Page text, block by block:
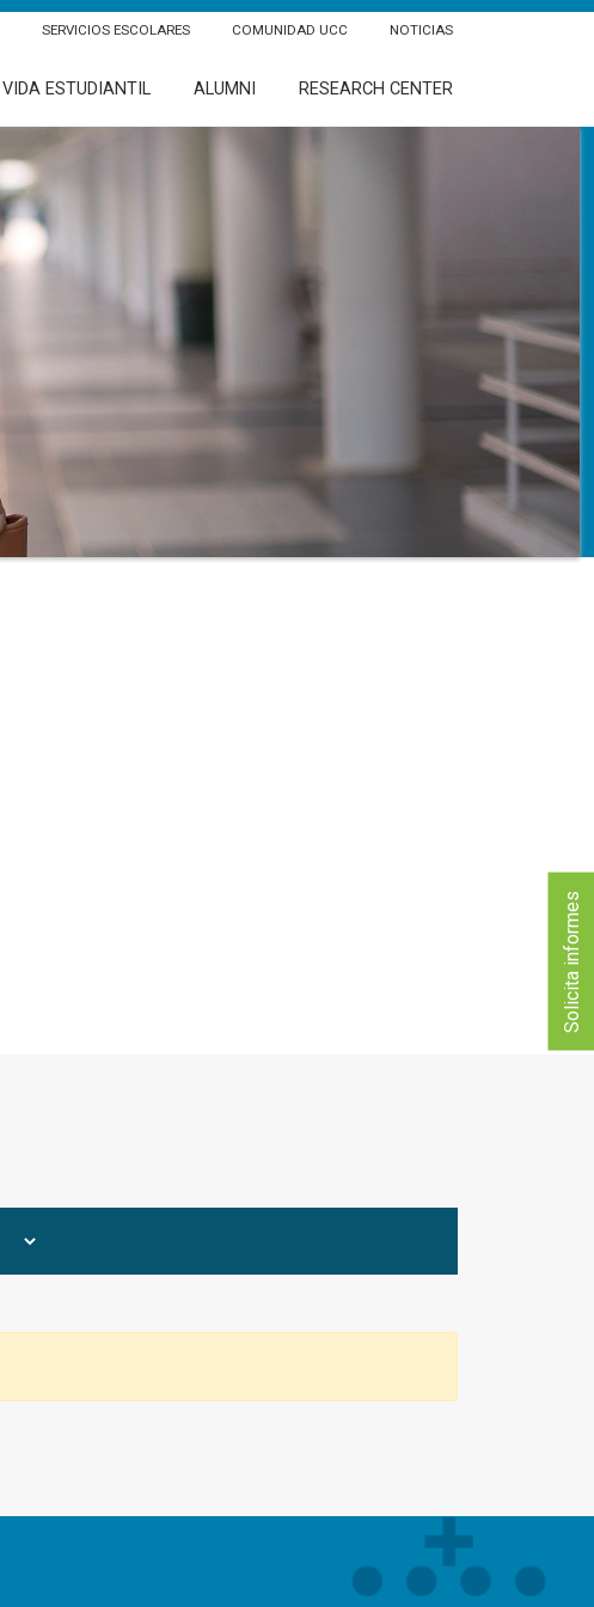
Solicita informes
SERVICIOS ESCOLARES COMUNIDAD UCC NOTICIAS
VIDA ESTUDIANTIL ALUMNI RESEARCH CENTER